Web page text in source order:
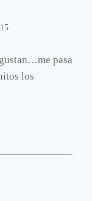
pasa
los